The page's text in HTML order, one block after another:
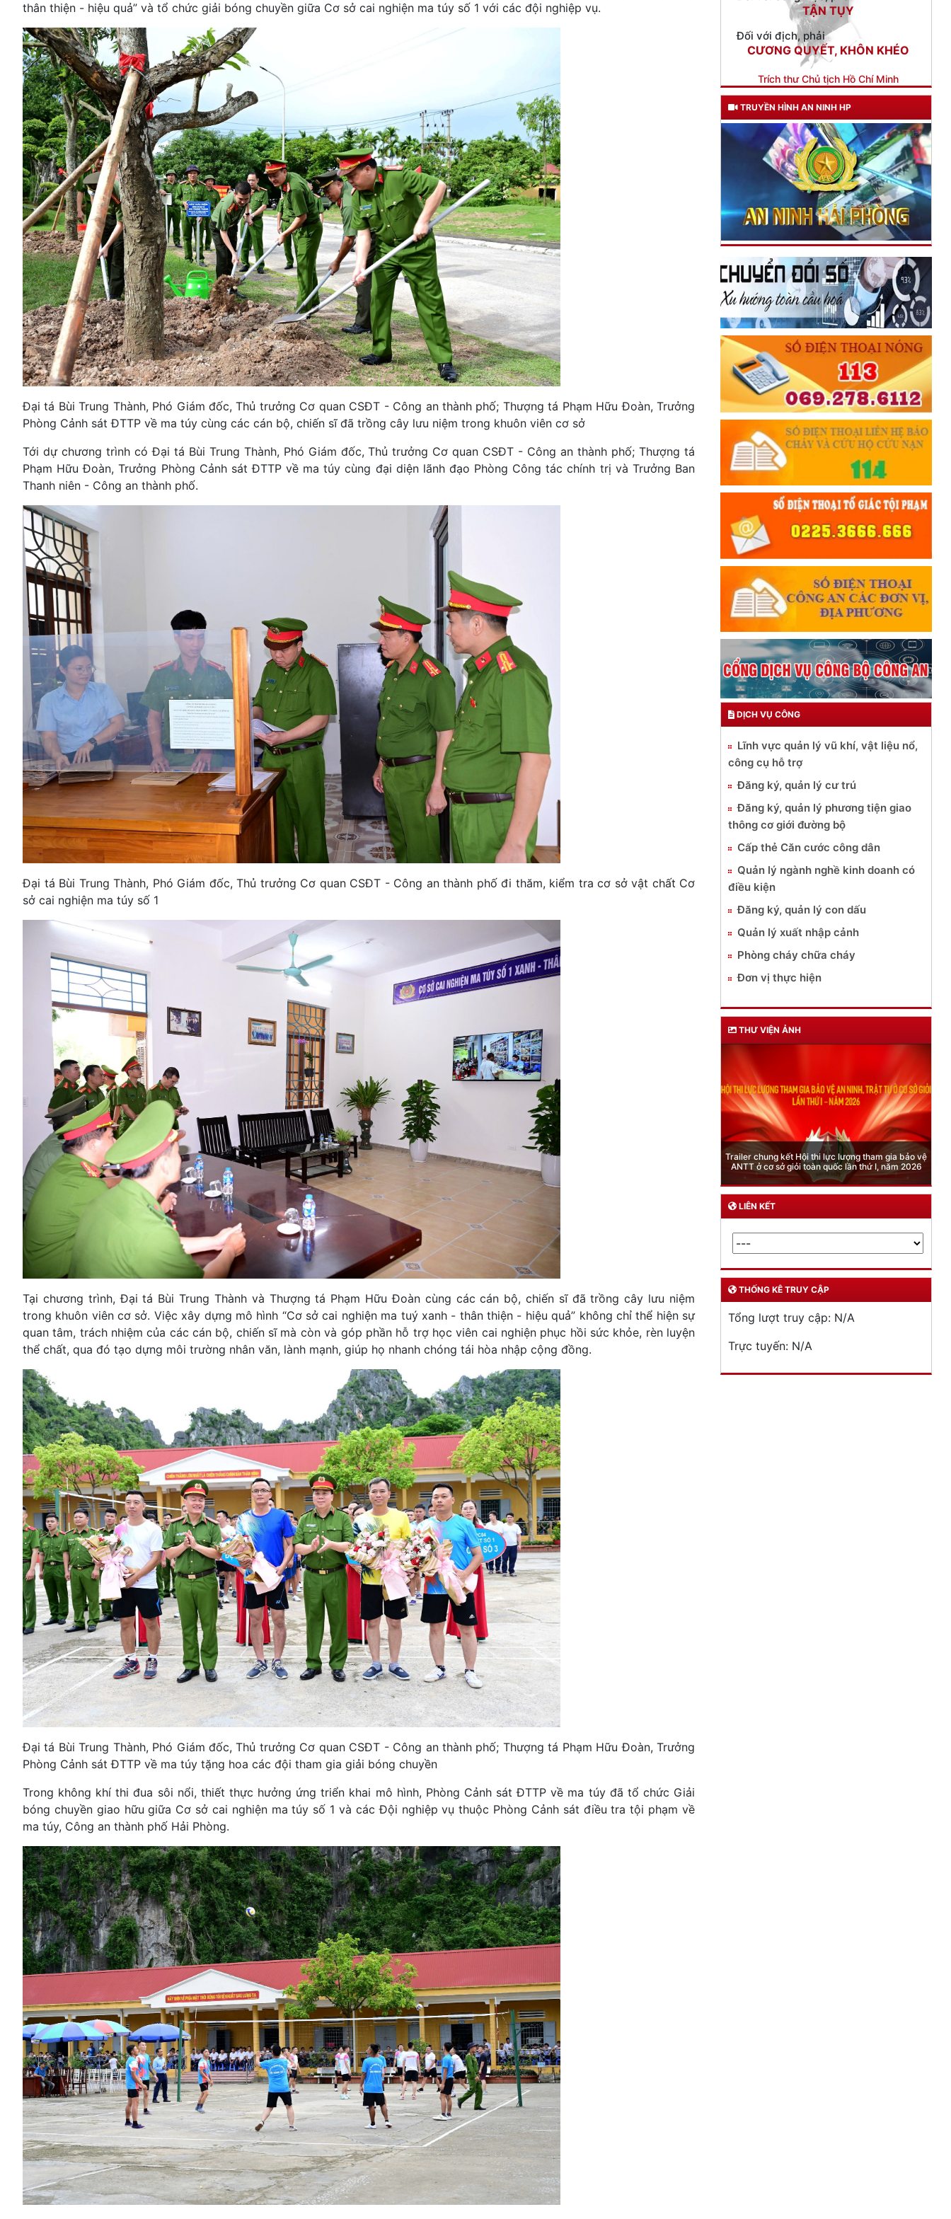
thân thiện - hiệu quả” và tổ chức giải bóng chuyền giữa Cơ sở cai nghiện ma túy số 1 với các đội nghiệp vụ.
Đại tá Bùi Trung Thành, Phó Giám đốc, Thủ trưởng Cơ quan CSĐT - Công an thành phố; Thượng tá Phạm Hữu Đoàn, Trưởng
Phòng Cảnh sát ĐTTP về ma túy cùng các cán bộ, chiến sĩ đã trồng cây lưu niệm trong khuôn viên cơ sở
Tới dự chương trình có Đại tá Bùi Trung Thành, Phó Giám đốc, Thủ trưởng Cơ quan CSĐT - Công an thành phố; Thượng tá
Phạm Hữu Đoàn, Trưởng Phòng Cảnh sát ĐTTP về ma túy cùng đại diện lãnh đạo Phòng Công tác chính trị và Trưởng Ban
Thanh niên - Công an thành phố.
Đại tá Bùi Trung Thành, Phó Giám đốc, Thủ trưởng Cơ quan CSĐT - Công an thành phố đi thăm, kiểm tra cơ sở vật chất Cơ
sở cai nghiện ma túy số 1
Tại chương trình, Đại tá Bùi Trung Thành và Thượng tá Phạm Hữu Đoàn cùng các cán bộ, chiến sĩ đã trồng cây lưu niệm
trong khuôn viên cơ sở. Việc xây dựng mô hình “Cơ sở cai nghiện ma tuý xanh - thân thiện - hiệu quả” không chỉ thể hiện sự
quan tâm, trách nhiệm của các cán bộ, chiến sĩ mà còn và góp phần hỗ trợ học viên cai nghiện phục hồi sức khỏe, rèn luyện
thể chất, qua đó tạo dựng môi trường nhân văn, lành mạnh, giúp họ nhanh chóng tái hòa nhập cộng đồng.
Đại tá Bùi Trung Thành, Phó Giám đốc, Thủ trưởng Cơ quan CSĐT - Công an thành phố; Thượng tá Phạm Hữu Đoàn, Trưởng
Phòng Cảnh sát ĐTTP về ma túy tặng hoa các đội tham gia giải bóng chuyền
Trong không khí thi đua sôi nổi, thiết thực hưởng ứng triển khai mô hình, Phòng Cảnh sát ĐTTP về ma túy đã tổ chức Giải
bóng chuyền giao hữu giữa Cơ sở cai nghiện ma túy số 1 và các Đội nghiệp vụ thuộc Phòng Cảnh sát điều tra tội phạm về
ma túy, Công an thành phố Hải Phòng.
Trích thư Chủ tịch Hồ Chí Minh
gửi Công an Khu XII,
ngày 11 tháng 3 năm 1948.
TRUYỀN HÌNH AN NINH HP
DỊCH VỤ CÔNG
Lĩnh vực quản lý vũ khí, vật liệu nổ,
công cụ hỗ trợ
Đăng ký, quản lý cư trú
Đăng ký, quản lý phương tiện giao
thông cơ giới đường bộ
Cấp thẻ Căn cước công dân
Quản lý ngành nghề kinh doanh có
điều kiện
Đăng ký, quản lý con dấu
Quản lý xuất nhập cảnh
Phòng cháy chữa cháy
Đơn vị thực hiện
THƯ VIỆN ẢNH
Phòng Quản lý xuất nhập cảnh: Hướng dẫn những
quy định mới trong lĩnh vực xuất cảnh, nhập cảnh
của công dân việt nam từ ngày 01/7/2026
LIÊN KẾT
THỐNG KÊ TRUY CẬP
Tổng lượt truy cập: N/A
Trực tuyến: N/A